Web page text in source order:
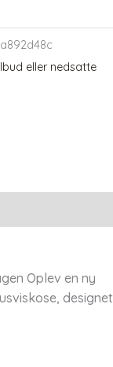
eller nedsatte
Oplev en ny
designet